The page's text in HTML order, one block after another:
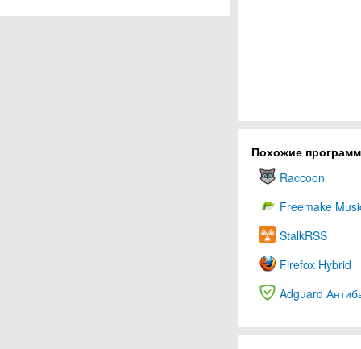
Похожие
Raccoon
Freemake
StalkRSS
Firefox Hybrid
Adguard